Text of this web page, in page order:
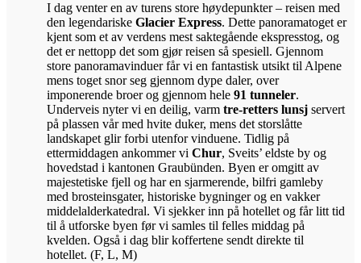
I dag venter en av turens store høydepunkter – reisen med
den legendariske Glacier Express. Dette panoramatoget er
kjent som et av verdens mest saktegående ekspresstog, og
det er nettopp det som gjør reisen så spesiell. Gjennom
store panoramavinduer får vi en fantastisk utsikt til Alpene
mens toget snor seg gjennom dype daler, over
imponerende broer og gjennom hele 91 tunneler.
Underveis nyter vi en deilig, varm tre-retters lunsj servert
på plassen vår med hvite duker, mens det storslåtte
landskapet glir forbi utenfor vinduene. Tidlig på
ettermiddagen ankommer vi Chur, Sveits’ eldste by og
hovedstad i kantonen Graubünden. Byen er omgitt av
majestetiske fjell og har en sjarmerende, bilfri gamleby
med brosteinsgater, historiske bygninger og en vakker
middelalderkatedral. Vi sjekker inn på hotellet og får litt tid
til å utforske byen før vi samles til felles middag på
kvelden. Også i dag blir koffertene sendt direkte til
hotellet. (F, L, M)